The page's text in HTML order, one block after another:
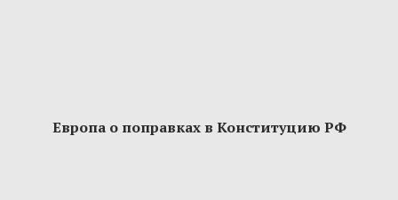
Европа о поправках в Конституцию РФ